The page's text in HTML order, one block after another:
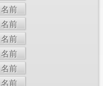
名前
名前
名前
名前
名前
名前